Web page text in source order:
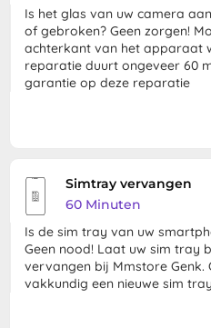
Is het glas van uw camera
of gebroken? Geen zorgen!
achterkant van het apparaat
reparatie duurt ongeveer 60
garantie op deze reparatie
Simtray vervangen
60 Minuten
Is de sim tray van uw
Geen nood! Laat uw sim tray
vervangen bij Mmstore Genk.
vakkundig een nieuwe sim